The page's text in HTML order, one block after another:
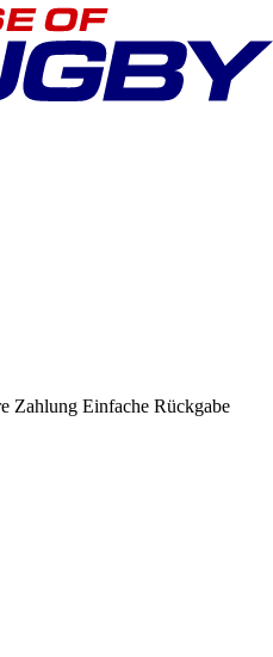
Zahlung Einfache Rückgabe